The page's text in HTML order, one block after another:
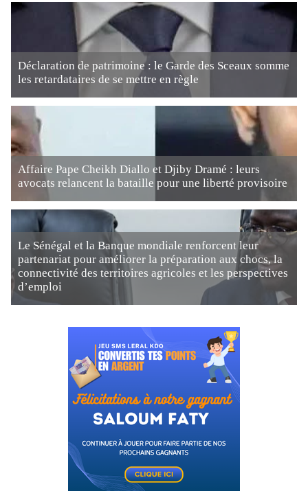
Déclaration de patrimoine : le Garde des Sceaux somme
les retardataires de se mettre en règle
Affaire Pape Cheikh Diallo et Djiby Dramé : leurs
avocats relancent la bataille pour une liberté provisoire
Le Sénégal et la Banque mondiale renforcent leur
partenariat pour améliorer la préparation aux chocs, la
connectivité des territoires agricoles et les perspectives
d’emploi